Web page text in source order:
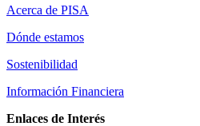
Acerca de PISA
Dónde estamos
Sostenibilidad
Información Financiera
Enlaces de Interés